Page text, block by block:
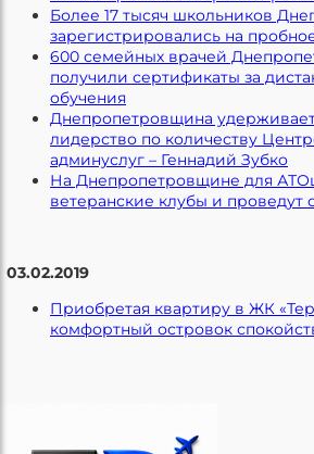
Более 17 тысяч школьников
зарегистрировались на
600 семейных врачей
получили сертификаты за
обучения
Днепропетровщина
лидерство по количеству
админуслуг – Геннадий Зубко
На Днепропетровщине для
ветеранские клубы и проведут
03.02.2019
Приобретая квартиру в ЖК
комфортный островок